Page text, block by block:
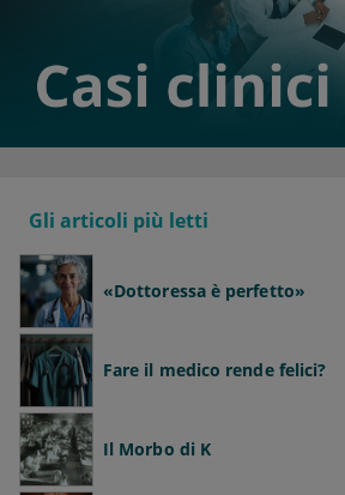
Gli articoli più letti
«Dottoressa è perfetto»
Fare il medico rende felici?
Il Morbo di K